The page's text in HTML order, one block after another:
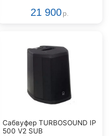
21 900 р.
Сабвуфер TURBOSOUND IP
500 V2 SUB